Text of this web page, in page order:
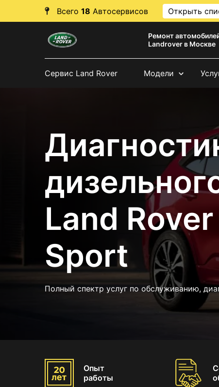
Всего 18 Автосервисов Открыть
Ремонт
Landrover в Москве
Сервис Land Rover Модели
Land
Sport
Полный спектр услуг по обслуживанию,
Опыт
работы